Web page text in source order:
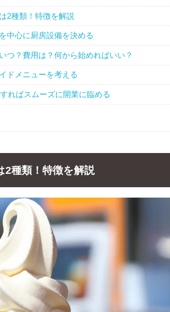
2種類！特徴を解説
中心に厨房設備を決める
つ？費用は？何から始めればいい？
ドメニューを考える
ればスムーズに開業に臨める
2種類！特徴を解説